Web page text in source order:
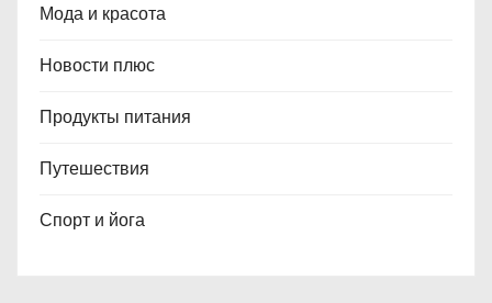
Мода и красота
Новости плюс
Продукты питания
Путешествия
Спорт и йога